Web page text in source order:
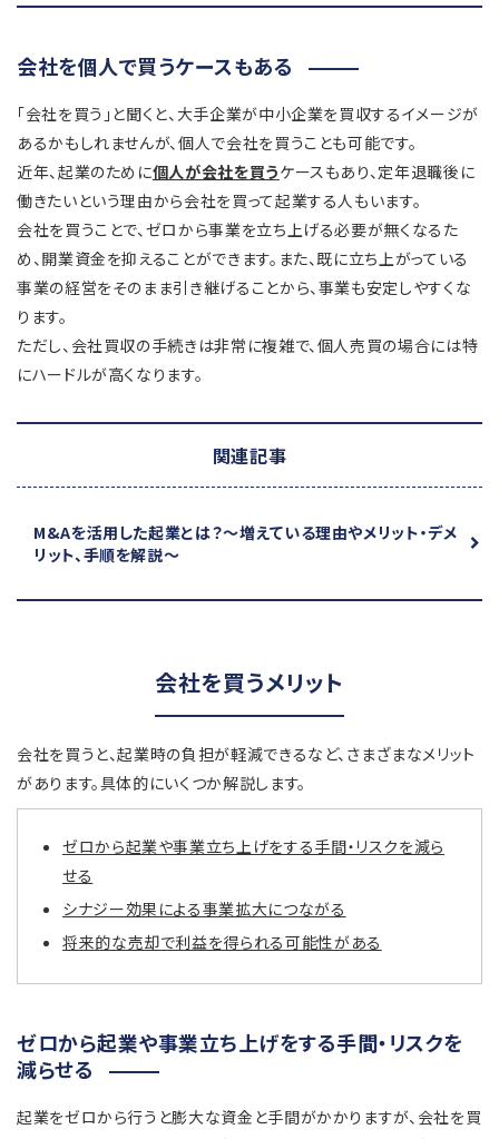
会社を個人で買うケースもある
「会社を買う」と聞くと、大手企業が中小企業を買収するイメージが
あるかもしれませんが、個人で会社を買うことも可能です。
近年、起業のために個人が会社を買うケースもあり、定年退職後に
働きたいという理由から会社を買って起業する人もいます。
会社を買うことで、ゼロから事業を立ち上げる必要が無くなるた
め、開業資金を抑えることができます。また、既に立ち上がっている
事業の経営をそのまま引き継げることから、事業も安定しやすくな
ります。
ただし、会社買収の手続きは非常に複雑で、個人売買の場合には特
にハードルが高くなります。
関連記事
M&Aを活用した起業とは？～増えている理由やメリット・デメ
リット、手順を解説～
会社を買うメリット
会社を買うと、起業時の負担が軽減できるなど、さまざまなメリット
があります。具体的にいくつか解説します。
ゼロから起業や事業立ち上げをする手間・リスクを減ら
せる
シナジー効果による事業拡大につながる
将来的な売却で利益を得られる可能性がある
ゼロから起業や事業立ち上げをする手間・リスクを
減らせる
起業をゼロから行うと膨大な資金と手間がかかりますが、会社を買